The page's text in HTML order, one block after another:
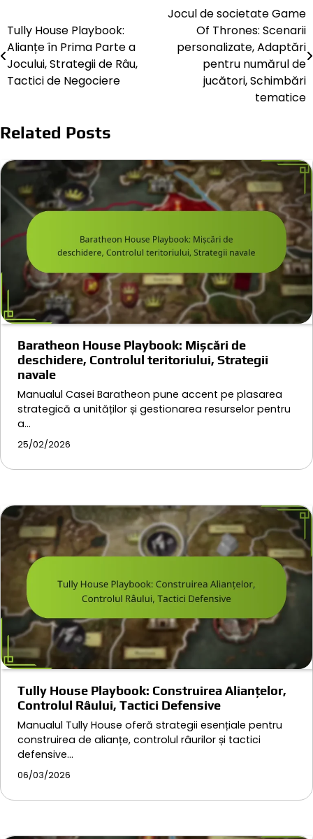
navigation
Tully House Playbook:
Alianțe în Prima Parte a
Jocului, Strategii de Râu,
Tactici de Negociere
Jocul de societate Game
Of Thrones: Scenarii
personalizate, Adaptări
pentru numărul de
jucători, Schimbări
tematice
Related Posts
Baratheon House Playbook: Mișcări de
deschidere, Controlul teritoriului, Strategii
navale
Manualul Casei Baratheon pune accent pe plasarea
strategică a unităților și gestionarea resurselor pentru
a…
25/02/2026
Tully House Playbook: Construirea Alianțelor,
Controlul Râului, Tactici Defensive
Manualul Tully House oferă strategii esențiale pentru
construirea de alianțe, controlul râurilor și tactici
defensive…
06/03/2026